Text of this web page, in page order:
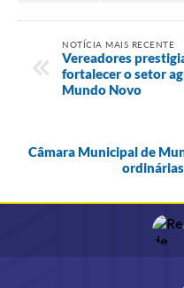
NOTÍCIA MAIS RECENTE
Vereadores
fortalecer o setor
Mundo Novo
Câmara Municipal de